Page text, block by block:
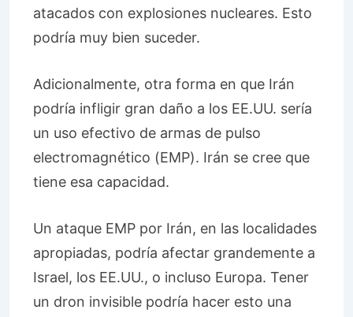
atacados con explosiones nucleares. Esto
podría muy bien suceder.
Adicionalmente, otra forma en que Irán
podría infligir gran daño a los EE.UU. sería
un uso efectivo de armas de pulso
electromagnético (EMP). Irán se cree que
tiene esa capacidad.
Un ataque EMP por Irán, en las localidades
apropiadas, podría afectar grandemente a
Israel, los EE.UU., o incluso Europa. Tener
un dron invisible podría hacer esto una